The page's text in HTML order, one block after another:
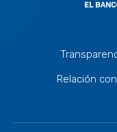
Relación